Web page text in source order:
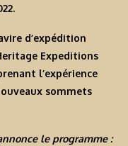
d’expédition
Expeditions
l’expérience
sommets
le programme :